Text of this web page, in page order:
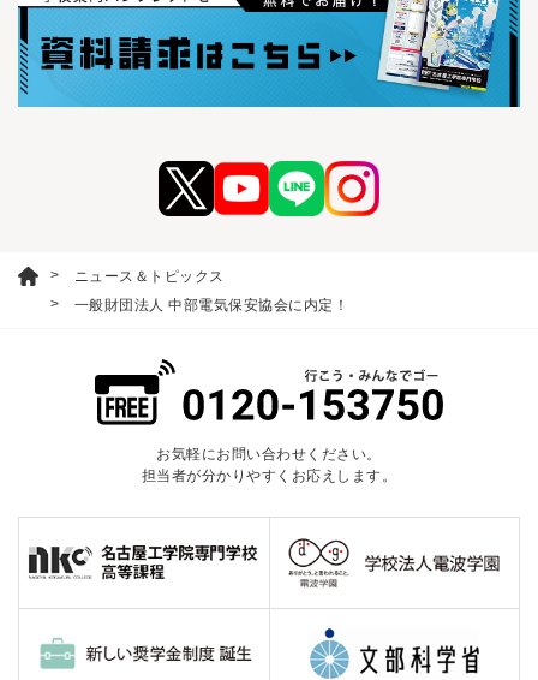
ニュース＆トピックス
一般財団法人 中部電気保安協会に内定！
お気軽にお問い合わせください。
担当者が分かりやすくお応えします。